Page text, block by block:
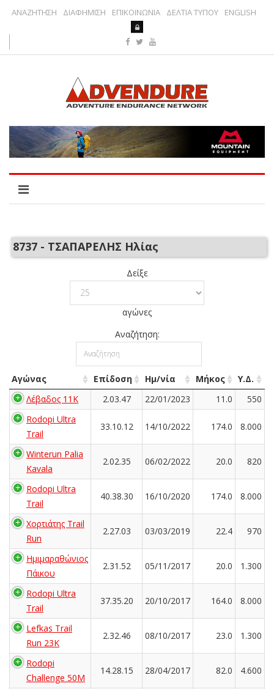
ΑΝΑΖΗΤΗΣΗ ΔΙΑΦΗΜΙΣΗ ΕΠΙΚΟΙΝΩΝΙΑ ΔΕΛΤΙΑ ΤΥΠΟΥ ENGLISH
8737 - ΤΣΑΠΑΡΕΛΗΣ Ηλίας
Δείξε
αγώνες
Αναζήτηση:
Αγώνας Επίδοση Ημ/νία Μήκος
Υ.Δ.
Λέβαδος 11K
2.03.47 22/01/2023 11.0
550
Rodopi Ultra
Trail
33.10.12 14/10/2022 174.0 8.000
Winterun Palia
Kavala
2.02.35 06/02/2022 20.0 820
Rodopi Ultra
Trail
40.38.30 16/10/2020 174.0 8.000
Χορτιάτης Trail
Run
2.27.03 03/03/2019 22.4 970
Ημιμαραθώνιος
Πάικου
2.31.52 05/11/2017 20.0 1.300
Rodopi Ultra
Trail
37.35.20 20/10/2017 164.0 8.000
Lefkas Trail
Run 23K
2.32.46 08/10/2017 23.0 1.300
Rodopi
Challenge 50M
14.28.15 28/04/2017 82.0 4.600